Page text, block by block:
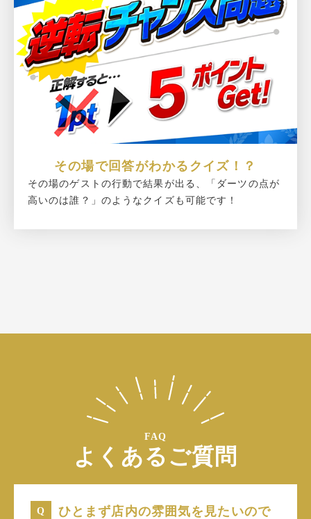
その場で回答がわかるクイズ！？
その場のゲストの行動で結果が出る、「ダーツの点が
高いのは誰？」のようなクイズも可能です！
FAQ
よくあるご質問
ひとまず店内の雰囲気を見たいので